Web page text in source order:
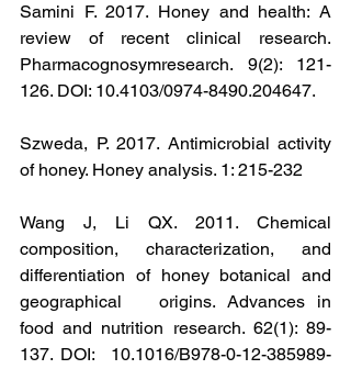
Samini F. 2017. Honey and health: A
review of recent clinical research.
Pharmacognosymresearch. 9(2): 121-
126. DOI: 10.4103/0974-8490.204647.
Szweda, P. 2017. Antimicrobial activity
of honey. Honey analysis. 1: 215-232
Wang J, Li QX. 2011. Chemical
composition, characterization, and
differentiation of honey botanical and
geographical	origins. Advances in
food and nutrition research. 62(1): 89-
137. DOI:  10.1016/B978-0-12-385989-